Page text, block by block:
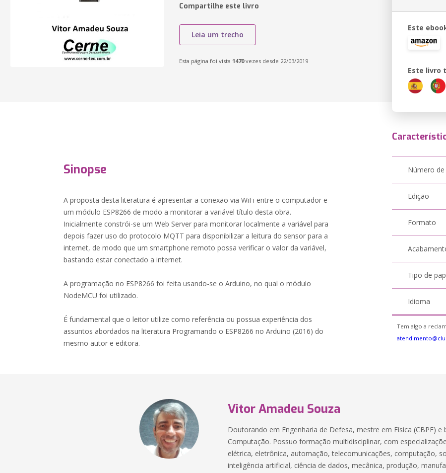
Compartilhe este livro
Leia um trecho
Esta página foi vista 1470vezes desde 22/03/2019
Este
Este livro
Sinopse
A proposta desta literatura é apresentar a conexão via WiFi entre o computador e
um módulo ESP8266 de modo a monitorar a variável título desta obra.
Inicialmente constrói-se um Web Server para monitorar localmente a variável para
depois fazer uso do protocolo MQTT para disponibilizar a leitura do sensor para a
internet, de modo que um smartphone remoto possa verificar o valor da variável,
bastando estar conectado a internet.
A programação no ESP8266 foi feita usando-se o Arduino, no qual o módulo
NodeMCU foi utilizado.
É fundamental que o leitor utilize como referência ou possua experiência dos
assuntos abordados na literatura Programando o ESP8266 no Arduino (2016) do
mesmo autor e editora.
Número de
Edição
Formato
Tipo de
Idioma
Tem algo a
Vitor Amadeu Souza
Doutorando em Engenharia de Defesa, mestre em Física (CBPF) e
Computação. Possuo formação multidisciplinar, com
elétrica, eletrônica, automação, telecomunicações, computação,
inteligência artificial, ciência de dados, mecânica, produção,